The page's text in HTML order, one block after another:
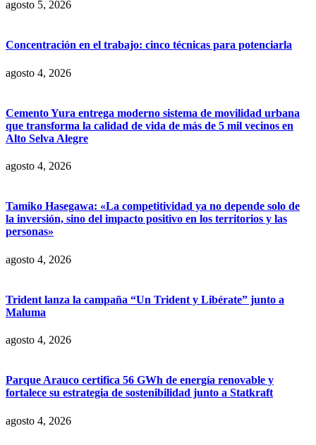
agosto 5, 2026
Concentración en el trabajo: cinco técnicas para potenciarla
agosto 4, 2026
Cemento Yura entrega moderno sistema de movilidad urbana
que transforma la calidad de vida de más de 5 mil vecinos en
Alto Selva Alegre
agosto 4, 2026
Tamiko Hasegawa: «La competitividad ya no depende solo de
la inversión, sino del impacto positivo en los territorios y las
personas»
agosto 4, 2026
Trident lanza la campaña “Un Trident y Libérate” junto a
Maluma
agosto 4, 2026
Parque Arauco certifica 56 GWh de energía renovable y
fortalece su estrategia de sostenibilidad junto a Statkraft
agosto 4, 2026